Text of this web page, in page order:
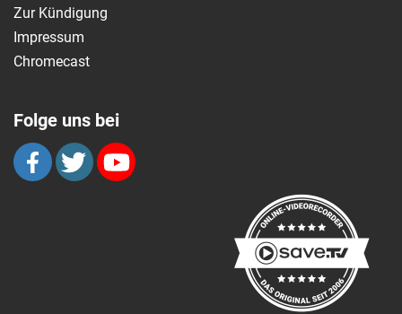
Zur Kündigung
Impressum
Chromecast
Folge uns bei